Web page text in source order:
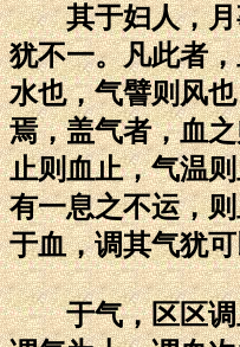
其于妇人，月
犹不一。凡此者
水也，气譬则风
焉，盖气者，血
止则血止，气温
有一息之不运，
于血，调其气犹
于气，区区调